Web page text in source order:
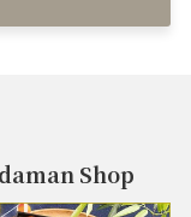
Shop